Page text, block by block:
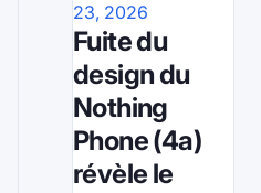
23, 2026
Fuite du
design du
Nothing
Phone (4a)
révèle le